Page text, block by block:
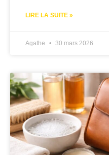
LIRE LA SUITE »
Agathe 30 mars 2026